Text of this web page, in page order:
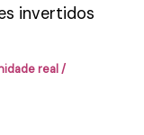
invertidos
real/